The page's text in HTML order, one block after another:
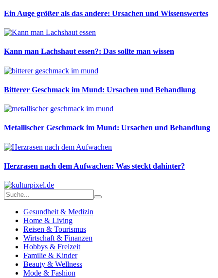
Ein Auge größer als das andere: Ursachen und Wissenswertes
Kann man Lachshaut essen?: Das sollte man wissen
Bitterer Geschmack im Mund: Ursachen und Behandlung
Metallischer Geschmack im Mund: Ursachen und Behandlung
Herzrasen nach dem Aufwachen: Was steckt dahinter?
Gesundheit & Medizin
Home & Living
Reisen & Tourismus
Wirtschaft & Finanzen
Hobbys & Freizeit
Familie & Kinder
Beauty & Wellness
Mode & Fashion